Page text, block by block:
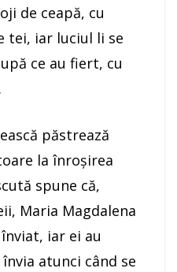
de ceapă, cu
tei, iar luciul li se
ce au fiert, cu
păstrează
la înroşirea
spune că,
Maria Magdalena
iar ei au
atunci când se